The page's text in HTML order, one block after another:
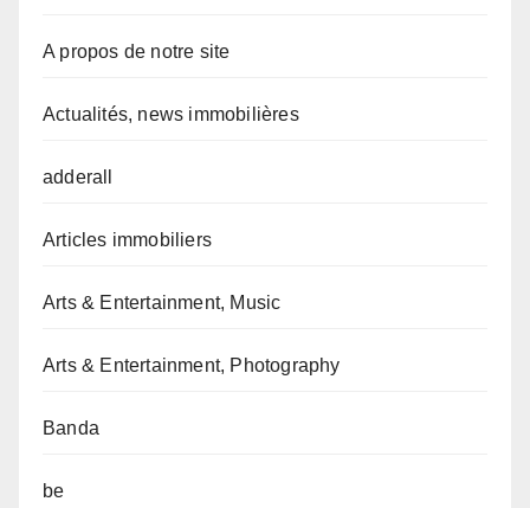
A propos de notre site
Actualités, news immobilières
adderall
Articles immobiliers
Arts & Entertainment, Music
Arts & Entertainment, Photography
Banda
be